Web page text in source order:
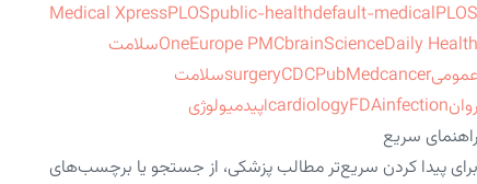
Medical XpressPLOSpublic-healthdefault-medicalPLOS
OneEurope PMCbrainScienceDaily Health
سلامت
عمومی
surgeryCDCPubMedcancer
سلامت
روان
cardiologyFDAinfection
اپیدمیولوژی
راهنمای سریع
برای پیدا کردن سریع‌تر مطالب پزشکی، از جستجو یا برچسب‌های